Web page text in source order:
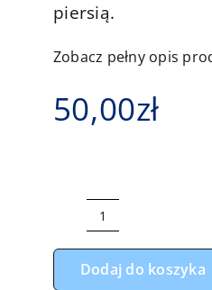
piersią.
Zobacz pełny opis
50,00zł
ilość
Rogal,
poduszka
Dodaj do koszyka